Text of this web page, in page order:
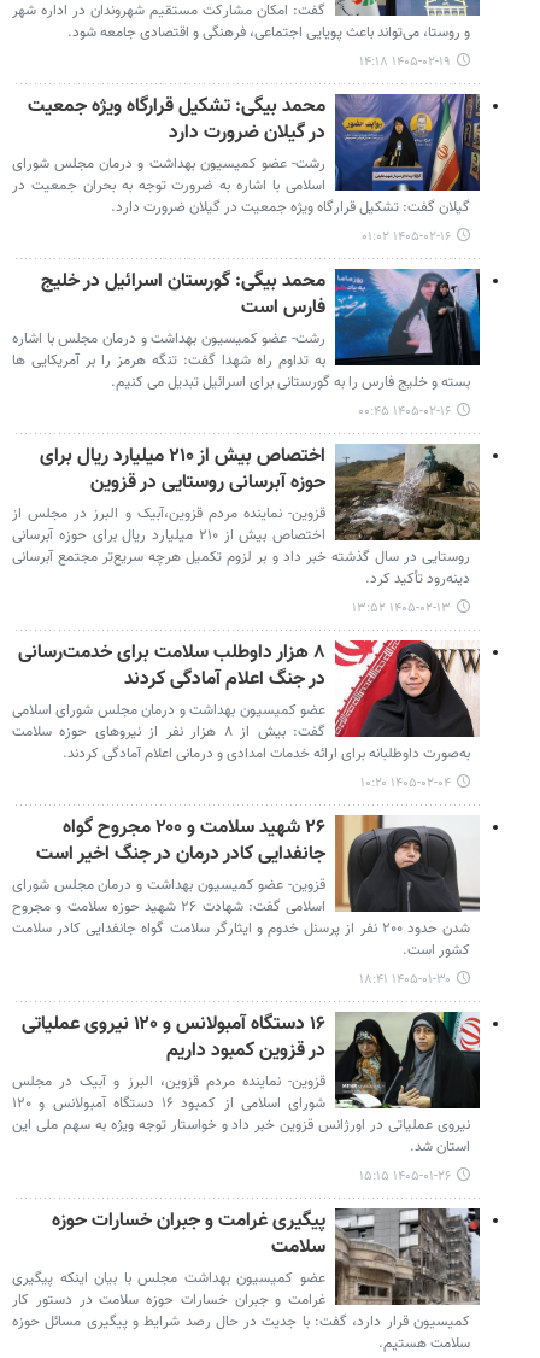
گفت: امکان مشارکت مستقیم شهروندان در اداره شهر
و روستا، می‌تواند باعث پویایی اجتماعی، فرهنگی و اقتصادی جامعه شود.
۱۴۰۵-۰۲-۱۹ ۱۴:۱۸
محمد بیگی: تشکیل قرارگاه ویژه جمعیت
در گیلان ضرورت دارد
رشت- عضو کمیسیون بهداشت و درمان مجلس شورای
اسلامی با اشاره به ضرورت توجه به بحران جمعیت در
گیلان گفت: تشکیل قرارگاه ویژه جمعیت در گیلان ضرورت دارد.
۱۴۰۵-۰۲-۱۶ ۰۱:۰۲
محمد بیگی: گورستان اسرائیل در خلیج
فارس است
رشت- عضو کمیسیون بهداشت و درمان مجلس با اشاره
به تداوم راه شهدا گفت: تنگه هرمز را بر آمریکایی ها
بسته و خلیج فارس را به گورستانی برای اسرائیل تبدیل می کنیم.
۱۴۰۵-۰۲-۱۶ ۰۰:۴۵
اختصاص بیش از ۲۱۰ میلیارد ریال برای
حوزه آبرسانی روستایی در قزوین
قزوین- نماینده مردم قزوین،آبیک و البرز در مجلس از
اختصاص بیش از ۲۱۰ میلیارد ریال برای حوزه آبرسانی
روستایی در سال گذشته خبر داد و بر لزوم تکمیل هرچه سریع‌تر مجتمع آبرسانی
دینه‌رود تأکید کرد.
۱۴۰۵-۰۲-۱۳ ۱۳:۵۲
۸ هزار داوطلب سلامت برای خدمت‌رسانی
در جنگ اعلام آمادگی کردند
عضو کمیسیون بهداشت و درمان مجلس شورای اسلامی
گفت: بیش از ۸ هزار نفر از نیروهای حوزه سلامت
به‌صورت داوطلبانه برای ارائه خدمات امدادی و درمانی اعلام آمادگی کردند.
۱۴۰۵-۰۲-۰۴ ۱۰:۲۰
۲۶ شهید سلامت و ۲۰۰ مجروح گواه
جانفدایی کادر درمان در جنگ اخیر است
قزوین- عضو کمیسیون بهداشت و درمان مجلس شورای
اسلامی گفت: شهادت ۲۶ شهید حوزه سلامت و مجروح
شدن حدود ۲۰۰ نفر از پرسنل خدوم و ایثارگر سلامت گواه جانفدایی کادر سلامت
کشور است.
۱۴۰۵-۰۱-۳۰ ۱۸:۴۱
۱۶ دستگاه آمبولانس و ۱۲۰ نیروی عملیاتی
در قزوین کمبود داریم
قزوین- نماینده مردم قزوین، البرز و آبیک در مجلس
شورای اسلامی از کمبود ۱۶ دستگاه آمبولانس و ۱۲۰
نیروی عملیاتی در اورژانس قزوین خبر داد و خواستار توجه ویژه به سهم ملی این
استان شد.
۱۴۰۵-۰۱-۲۶ ۱۵:۱۵
پیگیری غرامت و جبران خسارات حوزه
سلامت
عضو کمیسیون بهداشت مجلس با بیان اینکه پیگیری
غرامت و جبران خسارات حوزه سلامت در دستور کار
کمیسیون قرار دارد، گفت: با جدیت در حال رصد شرایط و پیگیری مسائل حوزه
سلامت هستیم.